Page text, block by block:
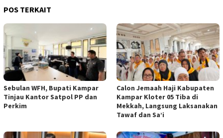
POS TERKAIT
Sebulan WFH, Bupati Kampar
Tinjau Kantor Satpol PP dan
Perkim
Calon Jemaah Haji Kabupaten
Kampar Kloter 05 Tiba di
Mekkah, Langsung Laksanakan
Tawaf dan Sa’i